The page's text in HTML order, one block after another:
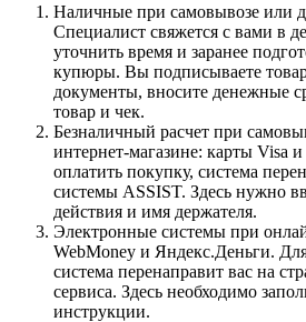
Наличные при самовывозе или
Специалист свяжется с вами в
уточнить время и заранее
купюры. Вы подписываете
документы, вносите денежные
товар и чек.
Безналичный расчет при
интернет-магазине: карты Visa
оплатить покупку, система
системы ASSIST. Здесь нужно
действия и имя держателя.
Электронные системы при
WebMoney и Яндекс.Деньги.
система перенаправит вас на
сервиса. Здесь необходимо
инструкции.